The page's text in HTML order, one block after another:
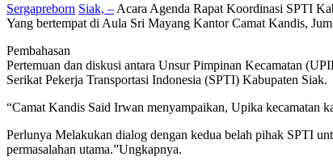
Sergapreborn Siak, – Acara Agenda Rapat Koordinasi SPTI
Yang bertempat di Aula Sri Mayang Kantor Camat Kandis,
Pembahasan
Pertemuan dan diskusi antara Unsur Pimpinan Kecamatan
Serikat Pekerja Transportasi Indonesia (SPTI) Kabupaten Siak.
“Camat Kandis Said Irwan menyampaikan, Upika kecamatan
Perlunya Melakukan dialog dengan kedua belah pihak SPTI
permasalahan utama.”Ungkapnya.